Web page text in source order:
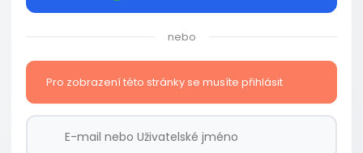
nebo
Pro zobrazení této stránky se musíte přihlásit